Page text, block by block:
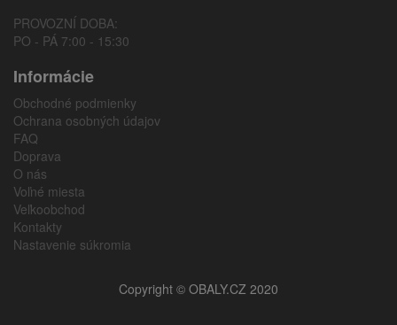
PROVOZNÍ DOBA:
PO - PÁ 7:00 - 15:30
Informácie
Obchodné podmienky
Ochrana osobných údajov
FAQ
Doprava
O nás
Voľné miesta
Veľkoobchod
Kontakty
Nastavenie súkromia
Copyright © OBALY.CZ 2020